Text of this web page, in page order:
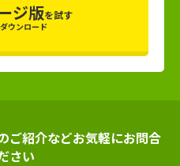
ジ版を試す
ウンロード
ご紹介などお気軽にお問合
さい